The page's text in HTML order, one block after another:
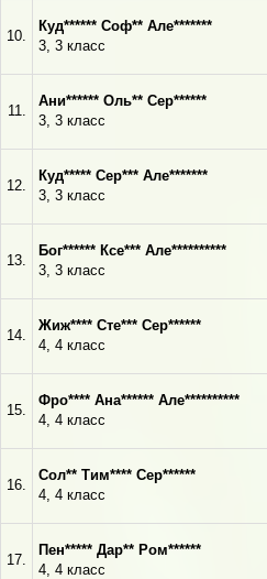
10.
Куд****** Соф** Але*******
3, 3 класс
11.
Ани****** Оль** Сер******
3, 3 класс
12.
Куд***** Сер*** Але*******
3, 3 класс
13.
Бог****** Ксе*** Але**********
3, 3 класс
14.
Жиж**** Сте*** Сер******
4, 4 класс
15.
Фро**** Ана****** Але**********
4, 4 класс
16.
Сол** Тим**** Сер******
4, 4 класс
17.
Пен***** Дар** Ром******
4, 4 класс